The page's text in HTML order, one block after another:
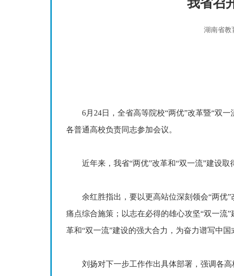
我省召
湖南省教
6月24日，全省高等院校“两优”改革暨“双一
各普通高校负责同志参加会议。
近年来，我省“两优”改革和“双一流”建设取
余红胜指出，要以更高站位深刻领会“两优”
痛点综合施策；以志在必得的雄心攻坚“双一流
革和“双一流”建设的强大合力，为奋力谱写中
刘扬对下一步工作作出具体部署，强调各高